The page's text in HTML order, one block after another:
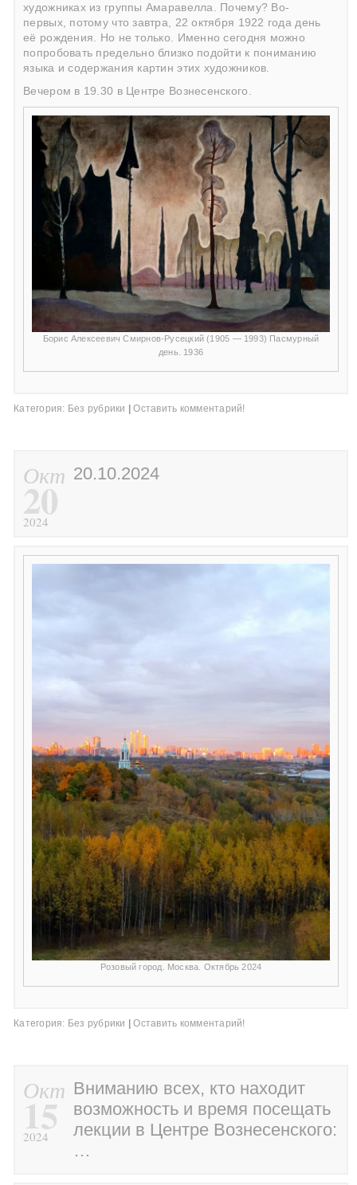
художниках из группы Амаравелла. Почему? Во-
первых, потому что завтра, 22 октября 1922 года день
её рождения. Но не только. Именно сегодня можно
попробовать предельно близко подойти к пониманию
языка и содержания картин этих художников.
Вечером в 19.30 в Центре Вознесенского.
Борис Алексеевич Смирнов-Русецкий (1905 — 1993) Пасмурный
день. 1936
Категория: Без рубрики | Оставить комментарий!
Окт
20
2024
20.10.2024
Розовый город. Москва. Октябрь 2024
Категория: Без рубрики | Оставить комментарий!
Окт
15
2024
Вниманию всех, кто находит
возможность и время посещать
лекции в Центре Вознесенского:
…